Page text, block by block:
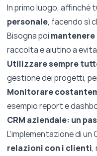
In primo luogo, affinché
personale, facendo sì
Bisogna poi
raccolta e aiutinoa
Utilizzare sempre
gestione dei progetti,
Monitorare
esempio report e
CRM aziendale: un
L’implementazione di
relazioni con i clienti,